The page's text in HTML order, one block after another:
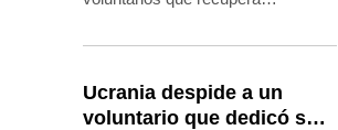
peligrosas del frente de Ucrania.
Ucrania despide a un
voluntario que dedicó su